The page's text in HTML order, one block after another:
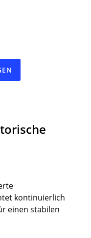
kontinuierlich
einen stabilen